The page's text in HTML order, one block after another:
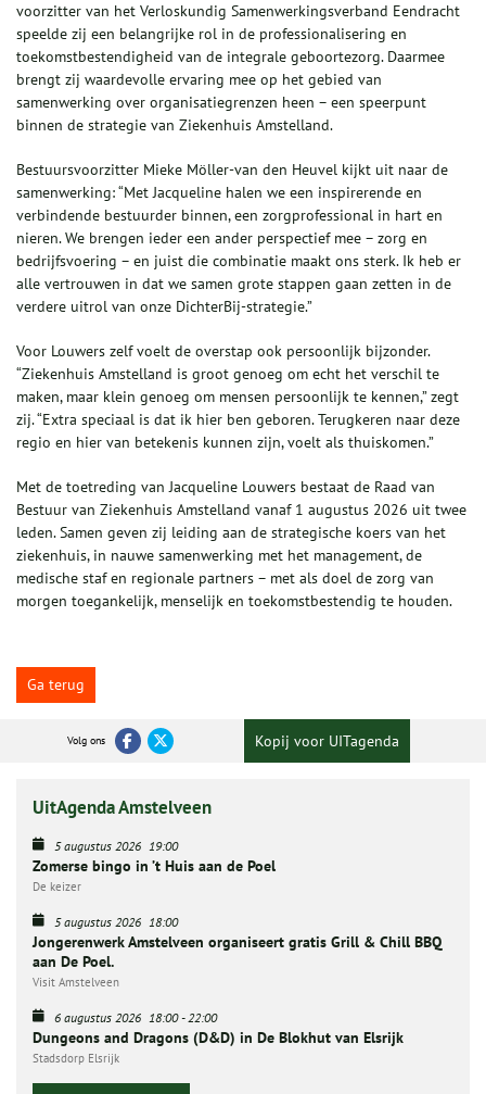
voorzitter van het Verloskundig Samenwerkingsverband Eendracht
speelde zij een belangrijke rol in de professionalisering en
toekomstbestendigheid van de integrale geboortezorg. Daarmee
brengt zij waardevolle ervaring mee op het gebied van
samenwerking over organisatiegrenzen heen – een speerpunt
binnen de strategie van Ziekenhuis Amstelland.
Bestuursvoorzitter Mieke Möller-van den Heuvel kijkt uit naar de
samenwerking: “Met Jacqueline halen we een inspirerende en
verbindende bestuurder binnen, een zorgprofessional in hart en
nieren. We brengen ieder een ander perspectief mee – zorg en
bedrijfsvoering – en juist die combinatie maakt ons sterk. Ik heb er
alle vertrouwen in dat we samen grote stappen gaan zetten in de
verdere uitrol van onze DichterBij-strategie.”
Voor Louwers zelf voelt de overstap ook persoonlijk bijzonder.
“Ziekenhuis Amstelland is groot genoeg om echt het verschil te
maken, maar klein genoeg om mensen persoonlijk te kennen,” zegt
zij. “Extra speciaal is dat ik hier ben geboren. Terugkeren naar deze
regio en hier van betekenis kunnen zijn, voelt als thuiskomen.”
Met de toetreding van Jacqueline Louwers bestaat de Raad van
Bestuur van Ziekenhuis Amstelland vanaf 1 augustus 2026 uit twee
leden. Samen geven zij leiding aan de strategische koers van het
ziekenhuis, in nauwe samenwerking met het management, de
medische staf en regionale partners – met als doel de zorg van
morgen toegankelijk, menselijk en toekomstbestendig te houden.
Ga terug
Volg ons Kopij voor UITagenda
UitAgenda Amstelveen
5 augustus 2026 19:00
Zomerse bingo in ’t Huis aan de Poel
De keizer
5 augustus 2026 18:00
Jongerenwerk Amstelveen organiseert gratis Grill & Chill BBQ
aan De Poel.
Visit Amstelveen
6 augustus 2026 18:00-22:00
Dungeons and Dragons (D&D) in De Blokhut van Elsrijk
Stadsdorp Elsrijk